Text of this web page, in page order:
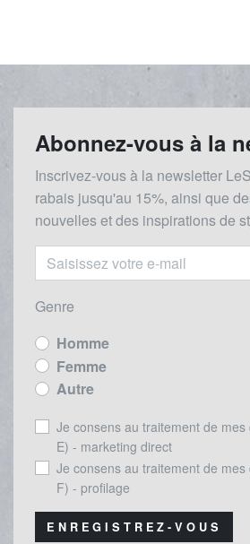
Abonnez-vous à la
Inscrivez-vous à la newsletter
rabais jusqu'au 15%, ainsi que
nouvelles et des inspirations de
Genre
Homme
Femme
Autre
Je consens au traitement de
E) - marketing direct
Je consens au traitement de
F) - profilage
ENREGISTREZ-VOUS